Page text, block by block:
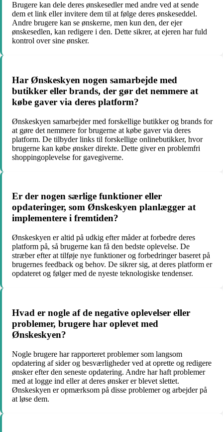
Brugere kan dele deres ønskesedler med andre ved at sende
dem et link eller invitere dem til at følge deres ønskeseddel.
Andre brugere kan se ønskerne, men kun den, der ejer
ønskesedlen, kan redigere i den. Dette sikrer, at ejeren har fuld
kontrol over sine ønsker.
Har Ønskeskyen nogen samarbejde med
butikker eller brands, der gør det nemmere at
købe gaver via deres platform?
Ønskeskyen samarbejder med forskellige butikker og brands for
at gøre det nemmere for brugerne at købe gaver via deres
platform. De tilbyder links til forskellige onlinebutikker, hvor
brugerne kan købe ønsker direkte. Dette giver en problemfri
shoppingoplevelse for gavegiverne.
Er der nogen særlige funktioner eller
opdateringer, som Ønskeskyen planlægger at
implementere i fremtiden?
Ønskeskyen er altid på udkig efter måder at forbedre deres
platform på, så brugerne kan få den bedste oplevelse. De
stræber efter at tilføje nye funktioner og forbedringer baseret på
brugernes feedback og behov. De sikrer sig, at deres platform er
opdateret og følger med de nyeste teknologiske tendenser.
Hvad er nogle af de negative oplevelser eller
problemer, brugere har oplevet med
Ønskeskyen?
Nogle brugere har rapporteret problemer som langsom
opdatering af sider og besværligheder ved at oprette og redigere
ønsker efter den seneste opdatering. Andre har haft problemer
med at logge ind eller at deres ønsker er blevet slettet.
Ønskeskyen er opmærksom på disse problemer og arbejder på
at løse dem.